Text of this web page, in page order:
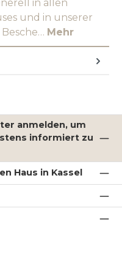
in allen
und in unserer
Mehr
anmelden, um
informiert zu
Haus in Kassel